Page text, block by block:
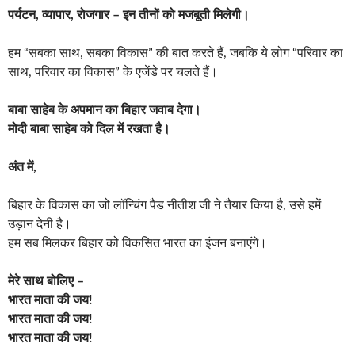
पर्यटन, व्यापार, रोजगार – इन तीनों को मजबूती मिलेगी।
हम “सबका साथ, सबका विकास” की बात करते हैं, जबकि ये लोग “परिवार का
साथ, परिवार का विकास” के एजेंडे पर चलते हैं।
बाबा साहेब के अपमान का बिहार जवाब देगा।
मोदी बाबा साहेब को दिल में रखता है।
अंत में,
बिहार के विकास का जो लॉन्चिंग पैड नीतीश जी ने तैयार किया है, उसे हमें
उड़ान देनी है।
हम सब मिलकर बिहार को विकसित भारत का इंजन बनाएंगे।
मेरे साथ बोलिए –
भारत माता की जय!
भारत माता की जय!
भारत माता की जय!